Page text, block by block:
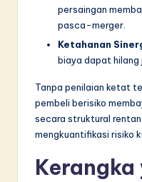
persaingan
pasca-merger.
Ketahanan
biaya dapat hilang
Tanpa penilaian ketat
pembeli berisiko
secara struktural
mengkuantifikasi risiko
Kerangka